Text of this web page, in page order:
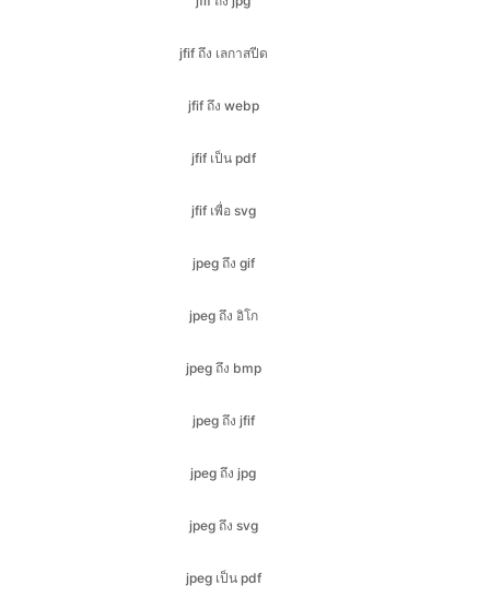
jfif ถึง webp
jfif เป็น pdf
jfif เพื่อ svg
jpeg ถึง gif
jpeg ถึง อิโก
jpeg ถึง bmp
jpeg ถึง jfif
jpeg ถึง jpg
jpeg ถึง svg
jpeg เป็น pdf
jpeg ไป ปาเละ
jpeg ถึง webp